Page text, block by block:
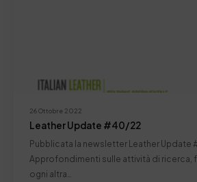
26 Ottobre 2022
Leather Update #40/22
Pubblicata la newsletter Leather Update
Approfondimenti sulle attività di ricerca,
ogni altra…